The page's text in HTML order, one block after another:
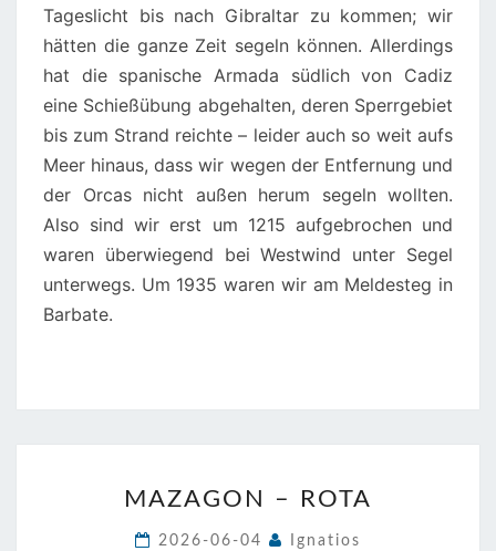
Tageslicht bis nach Gibraltar zu kommen; wir
hätten die ganze Zeit segeln können. Allerdings
hat die spanische Armada südlich von Cadiz
eine Schießübung abgehalten, deren Sperrgebiet
bis zum Strand reichte – leider auch so weit aufs
Meer hinaus, dass wir wegen der Entfernung und
der Orcas nicht außen herum segeln wollten.
Also sind wir erst um 1215 aufgebrochen und
waren überwiegend bei Westwind unter Segel
unterwegs. Um 1935 waren wir am Meldesteg in
Barbate.
–
ROTA
MAZAGON – ROTA
2026-06-04 Ignatios